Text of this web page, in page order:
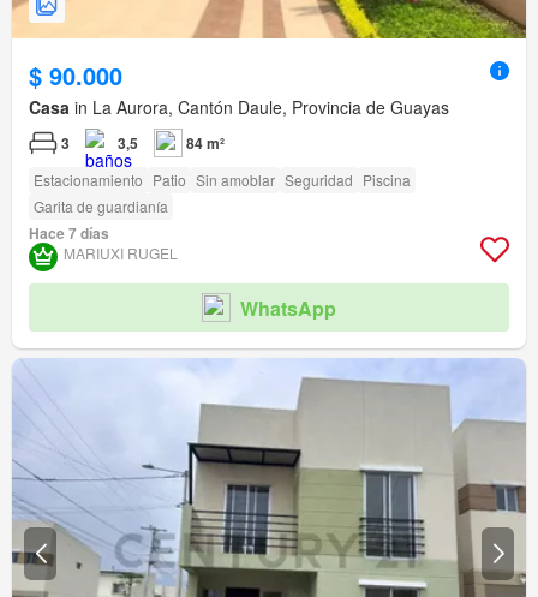
$ 90.000
Casa in La Aurora, Cantón Daule, Provincia de Guayas
3 3,5 84 m²
Estacionamiento Patio Sin amoblar Seguridad Piscina
Garita de guardianía
Hace 7 días
MARIUXI RUGEL
WhatsApp